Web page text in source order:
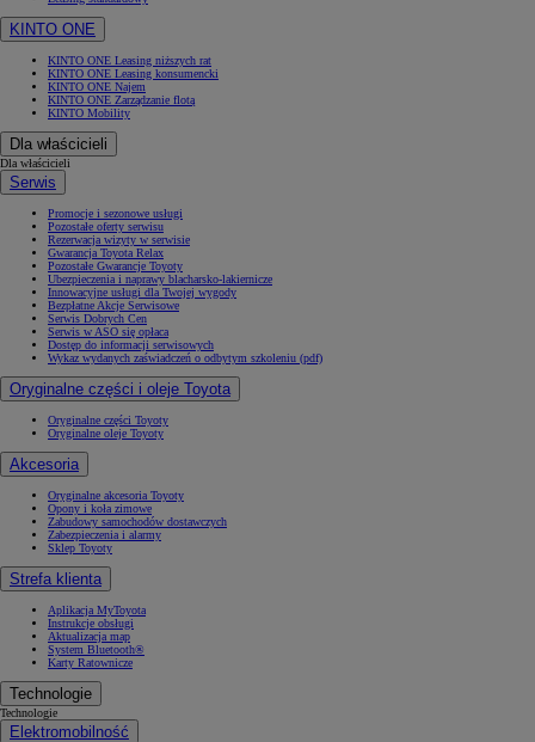
KINTO ONE
KINTO ONE Leasing niższych rat
KINTO ONE Leasing konsumencki
KINTO ONE Najem
KINTO ONE Zarządzanie flotą
KINTO Mobility
Dla właścicieli
Dla właścicieli
Serwis
Promocje i sezonowe usługi
Pozostałe oferty serwisu
Rezerwacja wizyty w serwisie
Gwarancja Toyota Relax
Pozostałe Gwarancje Toyoty
Ubezpieczenia i naprawy blacharsko-lakiernicze
Innowacyjne usługi dla Twojej wygody
Bezpłatne Akcje Serwisowe
Serwis Dobrych Cen
Serwis w ASO się opłaca
Dostęp do informacji serwisowych
Wykaz wydanych zaświadczeń o odbytym szkoleniu (pdf)
Oryginalne części i oleje Toyota
Oryginalne części Toyoty
Oryginalne oleje Toyoty
Akcesoria
Oryginalne akcesoria Toyoty
Opony i koła zimowe
Zabudowy samochodów dostawczych
Zabezpieczenia i alarmy
Sklep Toyoty
Strefa klienta
Aplikacja MyToyota
Instrukcje obsługi
Aktualizacja map
System Bluetooth®
Karty Ratownicze
Technologie
Technologie
Elektromobilność